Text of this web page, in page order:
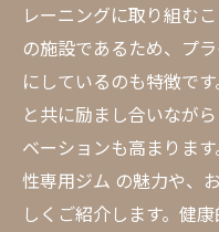
レーニングに取り組む
の施設であるため、プ
にしているのも特徴で
と共に励まし合いなが
ベーションも高まりま
性専用ジム の魅力や、
しくご紹介します。健